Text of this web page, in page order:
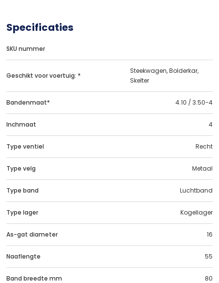
Specificaties
SKU nummer
Geschikt voor voertuig: *
Steekwagen, Bolderkar,
Skelter
Bandenmaat* 4.10 / 3.50-4
Inchmaat 4
Type ventiel Recht
Type velg Metaal
Type band Luchtband
Type lager Kogellager
As-gat diameter 16
Naaflengte 55
Band breedte mm 80